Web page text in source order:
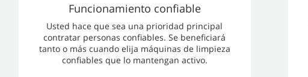
Funcionamiento confiable
Usted hace que sea una prioridad principal
contratar personas confiables. Se beneficiará
tanto o más cuando elija máquinas de limpieza
confiables que lo mantengan activo.